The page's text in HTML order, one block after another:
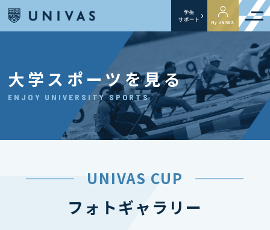
学生
サポート
My UNIVAS
大学スポーツを見る
ENJOY UNIVERSITY SPORTS
UNIVAS CUP
フォトギャラリー